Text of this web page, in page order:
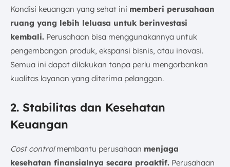
Kondisi keuangan yang sehat ini memberi perusahaan
ruang yang lebih leluasa untuk berinvestasi
kembali. Perusahaan bisa menggunakannya untuk
pengembangan produk, ekspansi bisnis, atau inovasi.
Semua ini dapat dilakukan tanpa perlu mengorbankan
kualitas layanan yang diterima pelanggan.
2. Stabilitas dan Kesehatan
Keuangan
Cost controlmembantu perusahaan menjaga
kesehatan finansialnya secara proaktif. Perusahaan